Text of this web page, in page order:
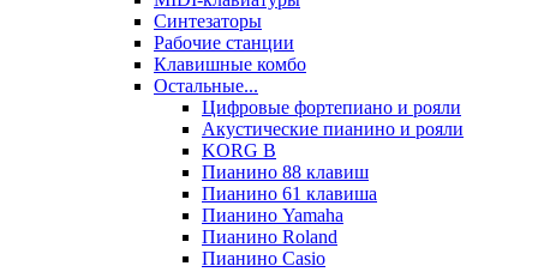
Синтезаторы
Рабочие станции
Клавишные комбо
Остальные...
Цифровые фортепиано и рояли
Акустические пианино и рояли
KORG B
Пианино 88 клавиш
Пианино 61 клавиша
Пианино Yamaha
Пианино Roland
Пианино Casio